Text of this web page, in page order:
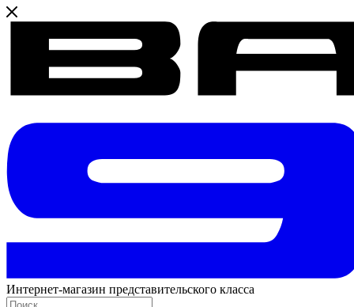
Интернет-магазин представительского класса